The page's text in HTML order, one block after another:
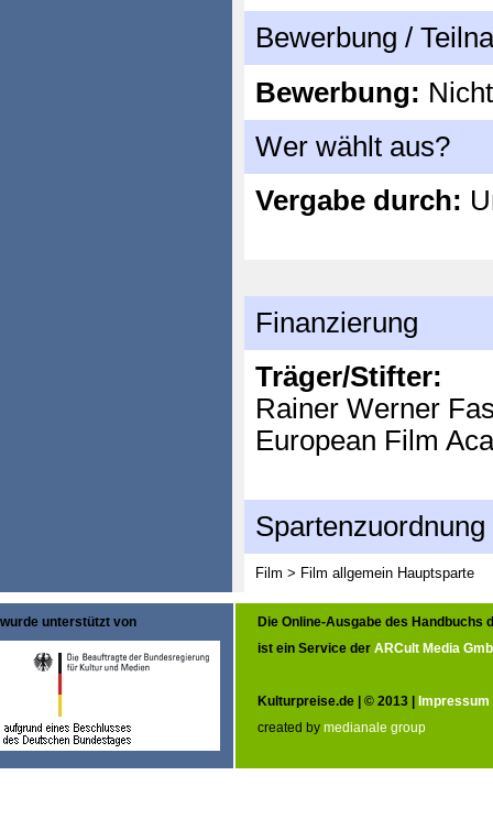
Bewerbung /
Bewerbung:
Wer wählt aus?
Vergabe durch:
Finanzierung
Träger/Stifter:
Rainer Werner
European Film
Spartenzuordnung
Film > Film allgemein Hauptsparte
wurde unterstützt von
Die Online-Ausgabe des Handbuchs
ist ein Service der ARCult Media
Kulturpreise.de | © 2013 | Impressum
created by medianale group